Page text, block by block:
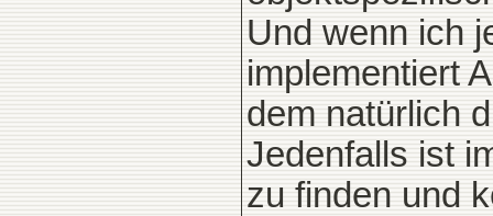
Und wenn ich
implementiert
dem natürlich
Jedenfalls ist
zu finden und